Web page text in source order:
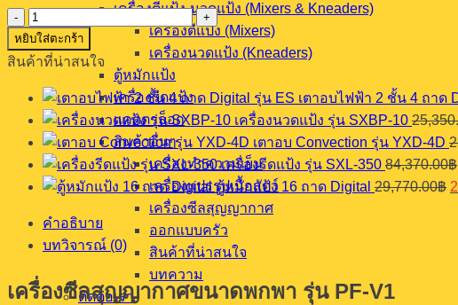
เครื่องตีแป้ง-นวดแป้ง (Mixers & Kneaders)
เครื่องตีแป้ง (Mixers)
เครื่องนวดแป้ง (Kneaders)
ตู้หมักแป้ง
เครื่องรีดแป้ง
แคตตาล็อก
สินค้าอื่นๆ
เครื่องทำความเย็น
เครื่องแปรรูปเนื้อสัตว์
เครื่องซีลสุญญากาศ
ออกแบบครัว
สินค้าที่น่าสนใจ
บทความ
ติดต่อเรา
จำนวน
เครื่อง
ซีล
สุญญากาศ
ขนาด
พกพา
รุ่น
PF-
V1
หยิบใส่ตะกร้า
สินค้าที่น่าสนใจ
เตาอบไฟฟ้า 2 ชั้น 4 ถาด
เครื่องนวดแป้ง รุ่น SXBP-10
เตาอบ Convection รุ่น YXD-4D
เครื่องรีดแป้ง รุ่น SXL-350 84,370.00฿
ตู้หมักแป้ง 16 ถาด Digital 29,770.00฿
คำอธิบาย
บทวิจารณ์ (0)
เครื่องซีลสุญญากาศขนาดพกพา รุ่น PF-V1